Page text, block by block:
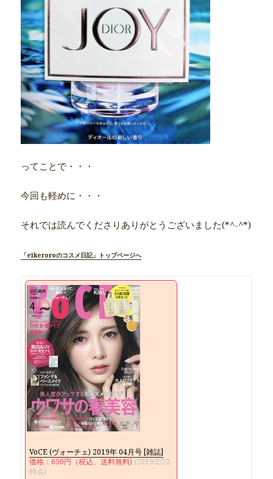
ってことで・・・
今回も軽めに・・・
それでは読んでくださりありがとうございました(*^-^*)
「eikeroroのコスメ日記」トップページへ
VoCE (ヴォーチェ) 2019年 04月号 [雑誌]
価格：650円（税込、送料無料) (2019/2/22
時点)